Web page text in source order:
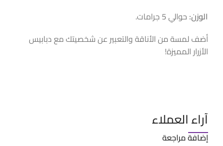
الوزن: حوالي 5 جرامات.
أضف لمسة من الأناقة والتعبير عن شخصيتك مع دبابيس
الأزرار المميزة!
آراء العملاء
إضافة مراجعة